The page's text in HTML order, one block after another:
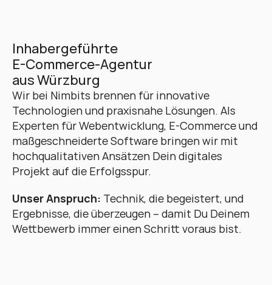
Inhabergeführte
E-Commerce-Agentur
aus Würzburg
Wir bei Nimbits brennen für innovative
Technologien und praxisnahe Lösungen. Als
Experten für Webentwicklung, E-Commerce und
maßgeschneiderte Software bringen wir mit
hochqualitativen Ansätzen Dein digitales
Projekt auf die Erfolgsspur.
Unser Anspruch: Technik, die begeistert, und
Ergebnisse, die überzeugen – damit Du Deinem
Wettbewerb immer einen Schritt voraus bist.